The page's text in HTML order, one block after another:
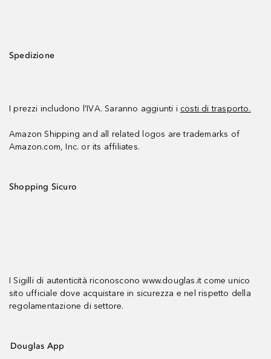
Spedizione
I prezzi includono l’IVA. Saranno aggiunti i costi di trasporto.
Amazon Shipping and all related logos are trademarks of
Amazon.com, Inc. or its affiliates.
Shopping Sicuro
I Sigilli di autenticità riconoscono www.douglas.it come unico
sito ufficiale dove acquistare in sicurezza e nel rispetto della
regolamentazione di settore.
Douglas App